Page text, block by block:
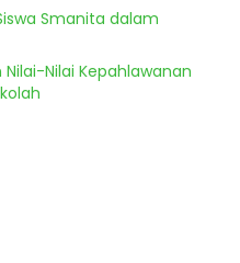
Smanita dalam
Nilai Kepahlawanan